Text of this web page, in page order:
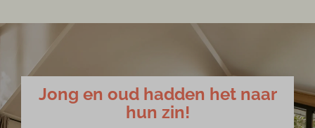
Jong en oud hadden het naar
hun zin!